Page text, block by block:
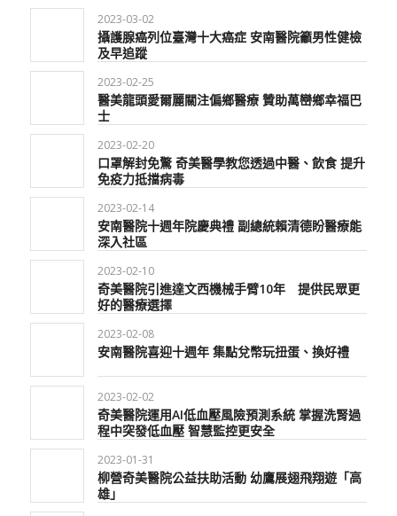
2023-03-02
攝護腺癌列位臺灣十大癌症 安南醫院籲男性健檢
及早追蹤
2023-02-25
醫美龍頭愛爾麗關注偏鄉醫療 贊助萬巒鄉幸福巴
士
2023-02-20
口罩解封免驚 奇美醫學教您透過中醫、飲食 提升
免疫力抵擋病毒
2023-02-14
安南醫院十週年院慶典禮 副總統賴清德盼醫療能
深入社區
2023-02-10
奇美醫院引進達文西機械手臂10年 提供民眾更
好的醫療選擇
2023-02-08
安南醫院喜迎十週年 集點兌幣玩扭蛋、換好禮
2023-02-02
奇美醫院運用AI低血壓風險預測系統 掌握洗腎過
程中突發低血壓 智慧監控更安全
2023-01-31
柳營奇美醫院公益扶助活動 幼鷹展翅飛翔遊「高
雄」